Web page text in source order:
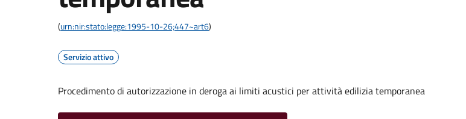
(urn:nir:stato:legge:1995-10-26;447~art6)
Servizio attivo
Procedimento di autorizzazione in deroga ai limiti acustici per attività edilizia temporanea